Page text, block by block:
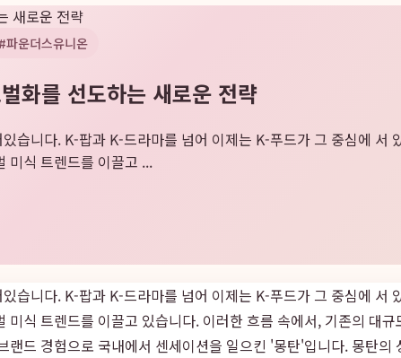
새로운 전략
#파운더스유니온
화를 선도하는 새로운 전략
습니다. K-팝과 K-드라마를 넘어 이제는 K-푸드가 그 중심에
미식 트렌드를 이끌고 ...
습니다. K-팝과 K-드라마를 넘어 이제는 K-푸드가 그 중심에
식 트렌드를 이끌고 있습니다. 이러한 흐름 속에서, 기존의 대
드 경험으로 국내에서 센세이션을 일으킨 '몽탄'입니다. 몽탄